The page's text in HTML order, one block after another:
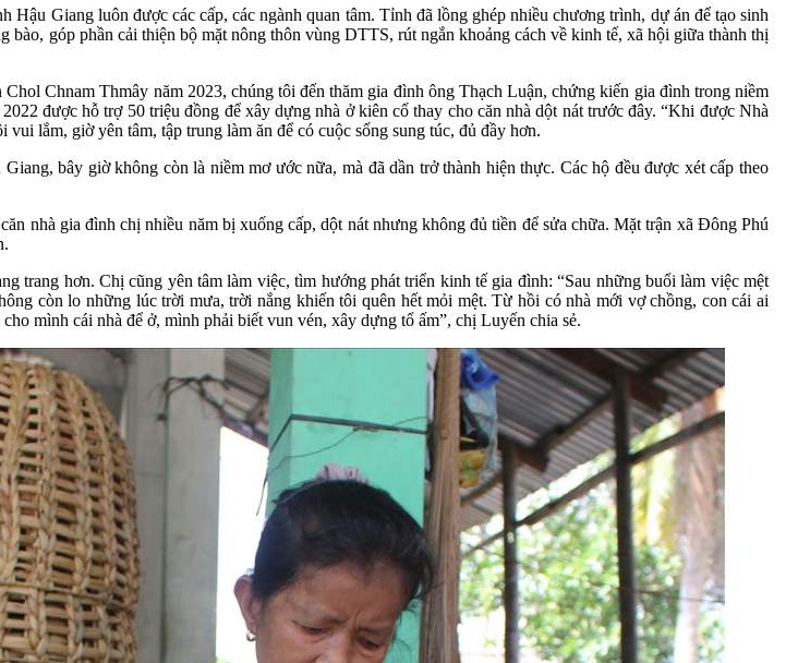
Hậu Giang luôn được các cấp, các ngành quan tâm. Tỉnh đã lồng ghép nhiều chương trình, dự án để tạo sinh
góp phần cải thiện bộ mặt nông thôn vùng DTTS, rút ngắn khoảng cách về kinh tế, xã hội giữa thành thị
Chnam Thmây năm 2023, chúng tôi đến thăm gia đình ông Thạch Luận, chứng kiến gia đình trong niềm
được hỗ trợ 50 triệu đồng để xây dựng nhà ở kiên cố thay cho căn nhà dột nát trước đây. “Khi được Nhà
lắm, giờ yên tâm, tập trung làm ăn để có cuộc sống sung túc, đủ đầy hơn.
bây giờ không còn là niềm mơ ước nữa, mà đã dần trở thành hiện thực. Các hộ đều được xét cấp theo
nhà gia đình chị nhiều năm bị xuống cấp, dột nát nhưng không đủ tiền để sửa chữa. Mặt trận xã Đông Phú
trang hơn. Chị cũng yên tâm làm việc, tìm hướng phát triển kinh tế gia đình: “Sau những buổi làm việc mệt
còn lo những lúc trời mưa, trời nắng khiến tôi quên hết mỏi mệt. Từ hồi có nhà mới vợ chồng, con cái ai
mình cái nhà để ở, mình phải biết vun vén, xây dựng tổ ấm”, chị Luyến chia sẻ.